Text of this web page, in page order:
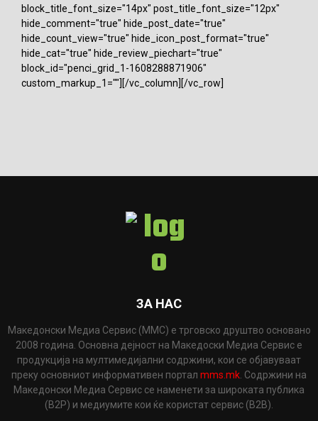
block_title_font_size="14px" post_title_font_size="12px"
hide_comment="true" hide_post_date="true"
hide_count_view="true" hide_icon_post_format="true"
hide_cat="true" hide_review_piechart="true"
block_id="penci_grid_1-1608288871906"
custom_markup_1=""][/vc_column][/vc_row]
ЗА НАС
Македонски Медиа Сервис (ММС) е трговско друштво основано
2008 година. Основна дејност на Македоски Медиа Сервис е
продукција на мултимедијални содржини, кои се објавуваат
преку основниот информативен портал mms.mk . Содржини на
Македонски Медиа Сервис се наменети за широката публика
(B2P) и медиумите кои ќе користат сервис (B2B).